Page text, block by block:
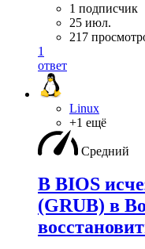
1 подписчик
25 июл.
217
1
ответ
Linux
+1 ещё
Средний
В BIOS
(GRUB) в